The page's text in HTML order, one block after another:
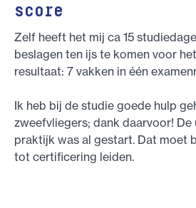
score
Zelf heeft het mij ca 15
beslagen ten ijs te komen voor
resultaat: 7 vakken in één
Ik heb bij de studie goede hulp
zweefvliegers; dank daarvoor! De
praktijk was al gestart. Dat moet
tot certificering leiden.